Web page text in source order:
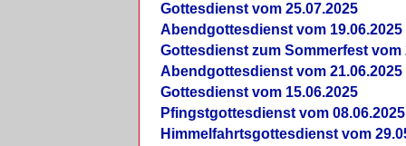
Gottesdienst vom 25.07.2025
Abendgottesdienst vom 19.06.2025
Gottesdienst zum Sommerfest vom
Abendgottesdienst vom 21.06.2025
Gottesdienst vom 15.06.2025
Pfingstgottesdienst vom 08.06.2025
Himmelfahrtsgottesdienst vom